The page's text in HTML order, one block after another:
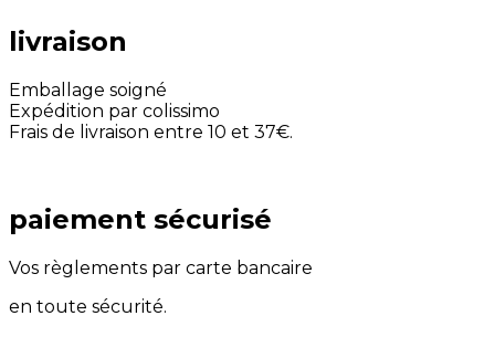
livraison
Emballage soigné
Expédition par colissimo
Frais de livraison entre 10 et 37€.
paiement sécurisé
Vos règlements par carte bancaire
en toute sécurité.